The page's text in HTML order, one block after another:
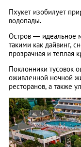
Пхукет изобилует
водопады.
Остров — идеальное
такими как дайвинг,
прозрачная и теплая
Поклонники тусовок
оживленной ночной
ресторанов, а также